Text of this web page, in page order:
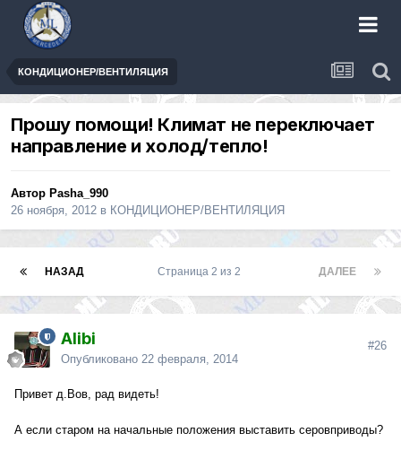
КОНДИЦИОНЕР/ВЕНТИЛЯЦИЯ
Прошу помощи! Климат не переключает
направление и холод/тепло!
Автор Pasha_990
26 ноября, 2012 в КОНДИЦИОНЕР/ВЕНТИЛЯЦИЯ
НАЗАД ДАЛЕЕ
Страница 2 из 2
Alibi
Опубликовано 22 февраля, 2014
#26
Привет д.Вов, рад видеть!
А если старом на начальные положения выставить серовприводы?